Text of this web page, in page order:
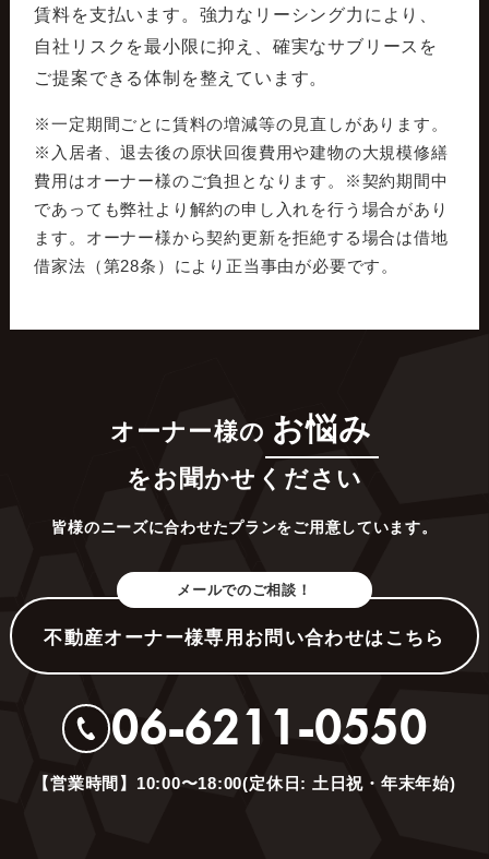
賃料を支払います。強力なリーシング力により、
自社リスクを最小限に抑え、確実なサブリースを
ご提案できる体制を整えています。
※一定期間ごとに賃料の増減等の見直しがあります。
※入居者、退去後の原状回復費用や建物の大規模修繕
費用はオーナー様のご負担となります。※契約期間中
であっても弊社より解約の申し入れを行う場合があり
ます。オーナー様から契約更新を拒絶する場合は借地
借家法（第28条）により正当事由が必要です。
オーナー様の お悩み
をお聞かせください
皆様のニーズに合わせたプランをご用意しています。
メールでのご相談！
不動産オーナー様専用お問い合わせはこちら
06-6211-0550
【営業時間】10:00〜18:00(定休日: 土日祝・年末年始)